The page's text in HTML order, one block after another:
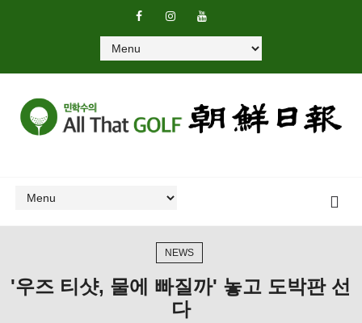
NEWS
'우즈 티샷, 물에 빠질까' 놓고 도박판 선
다